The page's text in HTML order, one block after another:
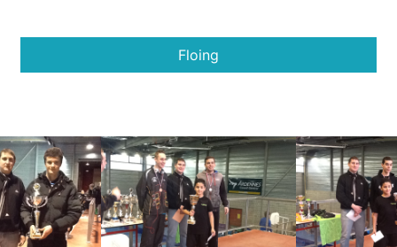
Floing